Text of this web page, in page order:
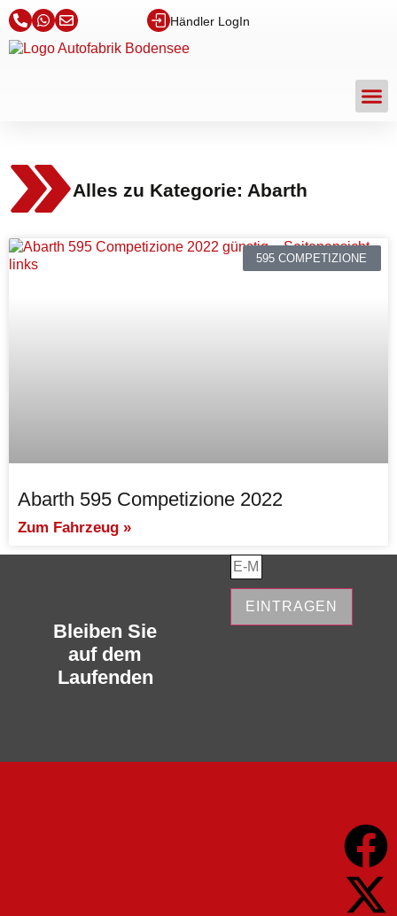
Händler LogIn
Alles zu Kategorie: Abarth
595 COMPETIZIONE
Abarth 595 Competizione 2022
Zum Fahrzeug »
Bleiben Sie
auf dem
Laufenden
EINTRAGEN